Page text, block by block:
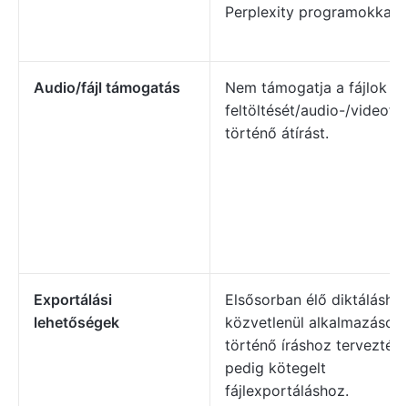
Perplexity programokkal.
Audio/fájl támogatás
Nem támogatja a fájlok
feltöltését/audio-/
történő átírást.
Exportálási
lehetőségek
Elsősorban élő
közvetlenül
történő íráshoz tervezték,
pedig kötegelt
fájlexportáláshoz.